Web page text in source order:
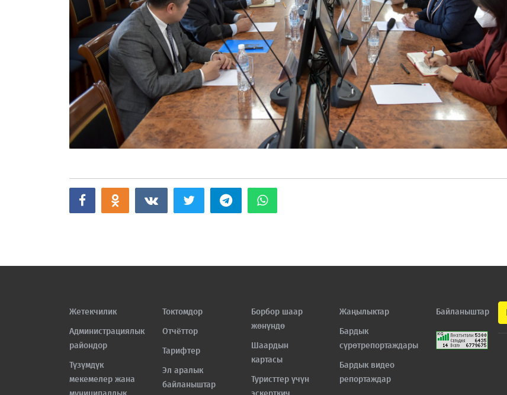
Жетекчилик
Администрациялык
райондор
Түзүмдүк
мекемелер жана
Токтомдор
Отчёттор
Тарифтер
Эл аралык
байланыштар
Борбор шаар
жөнүндө
Шаардын
картасы
Туристтер үчүн
Жаңылыктар
Бардык
сүрөтрепортаждары
Бардык видео
репортаждар
Байланыштар